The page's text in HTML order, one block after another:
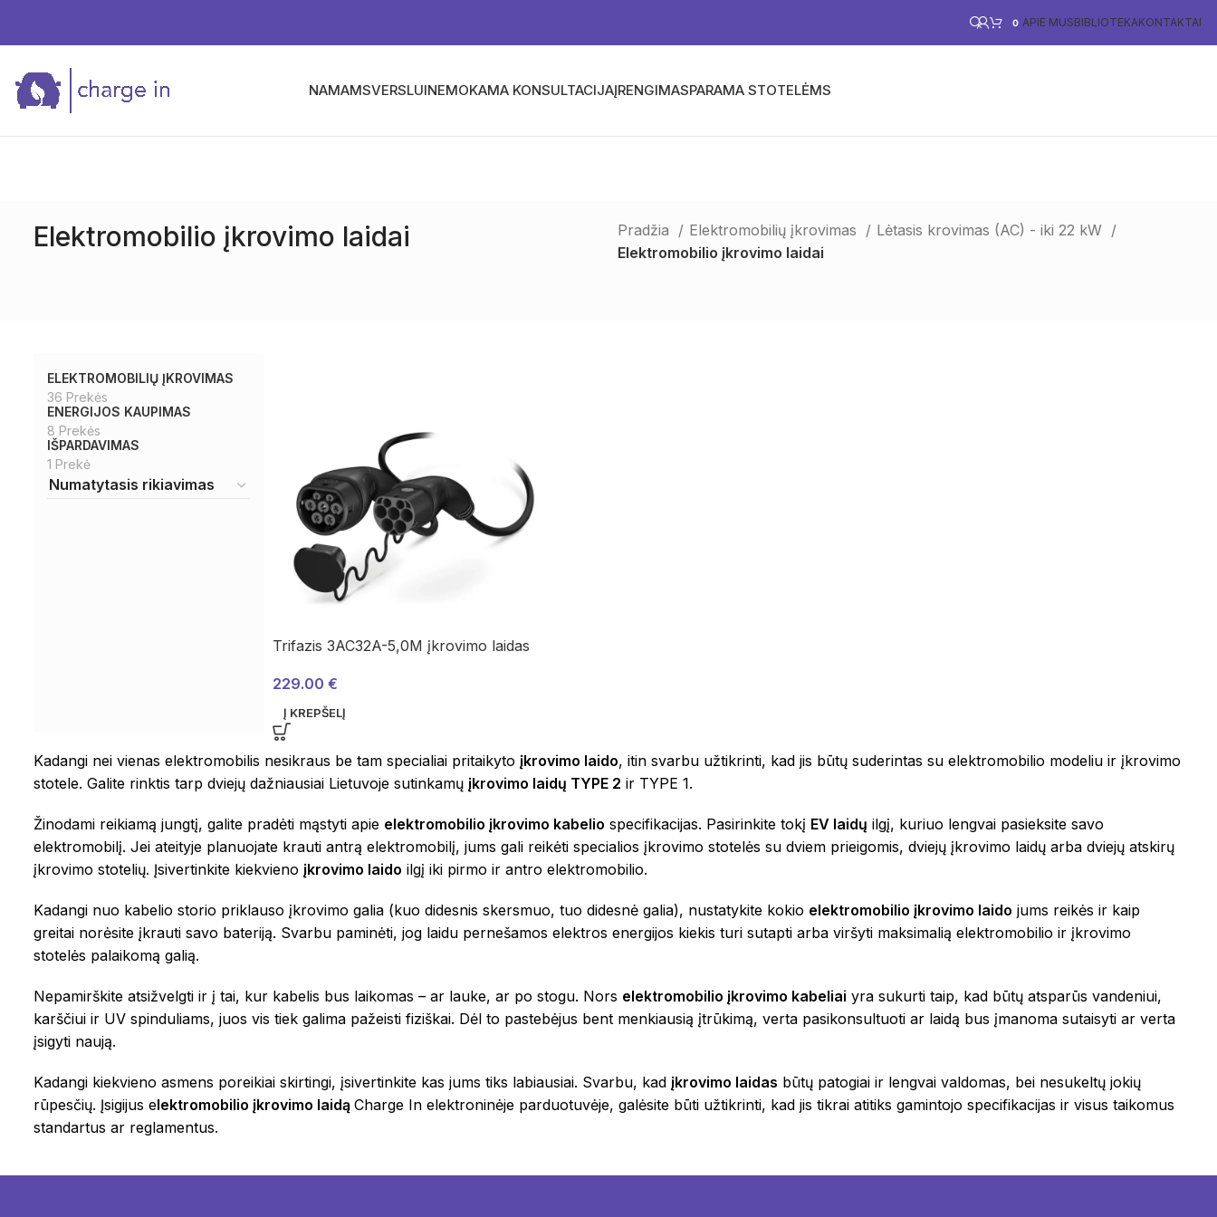
0 APIE MUSBIBLIOTEKAKONTAKTAI
NAMAMSVERSLUINEMOKAMA KONSULTACIJAĮRENGIMASPARAMA STOTELĖMS
Elektromobilio įkrovimo laidai Pradžia Elektromobilių įkrovimas
Lėtasis krovimas (AC) - iki 22 kW
Elektromobilio įkrovimo laidai
ELEKTROMOBILIŲ ĮKROVIMAS
36 Prekės
ENERGIJOS KAUPIMAS
8 Prekės
IŠPARDAVIMAS
1 Prekė
Trifazis 3AC32A-5,0M įkrovimo laidas
229.00 €
Į KREPŠELĮ
Kadangi nei vienas elektromobilis nesikraus be tam specialiai pritaikyto įkrovimo laido, itin svarbu užtikrinti, kad jis būtų suderintas su elektromobilio modeliu ir įkrovimo
stotele. Galite rinktis tarp dviejų dažniausiai Lietuvoje sutinkamų įkrovimo laidų TYPE 2 ir TYPE 1.
Žinodami reikiamą jungtį, galite pradėti mąstyti apie elektromobilio įkrovimo kabelio specifikacijas. Pasirinkite tokį EV laidų ilgį, kuriuo lengvai pasieksite savo
elektromobilį. Jei ateityje planuojate krauti antrą elektromobilį, jums gali reikėti specialios įkrovimo stotelės su dviem prieigomis, dviejų įkrovimo laidų arba dviejų atskirų
įkrovimo stotelių. Įsivertinkite kiekvieno įkrovimo laido ilgį iki pirmo ir antro elektromobilio.
Kadangi nuo kabelio storio priklauso įkrovimo galia (kuo didesnis skersmuo, tuo didesnė galia), nustatykite kokio elektromobilio įkrovimo laido jums reikės ir kaip
greitai norėsite įkrauti savo bateriją. Svarbu paminėti, jog laidu pernešamos elektros energijos kiekis turi sutapti arba viršyti maksimalią elektromobilio ir įkrovimo
stotelės palaikomą galią.
Nepamirškite atsižvelgti ir į tai, kur kabelis bus laikomas – ar lauke, ar po stogu. Nors elektromobilio įkrovimo kabeliai yra sukurti taip, kad būtų atsparūs vandeniui,
karščiui ir UV spinduliams, juos vis tiek galima pažeisti fiziškai. Dėl to pastebėjus bent menkiausią įtrūkimą, verta pasikonsultuoti ar laidą bus įmanoma sutaisyti ar verta
įsigyti naują.
Kadangi kiekvieno asmens poreikiai skirtingi, įsivertinkite kas jums tiks labiausiai. Svarbu, kad įkrovimo laidas būtų patogiai ir lengvai valdomas, bei nesukeltų jokių
rūpesčių. Įsigijus elektromobilio įkrovimo laidą Charge In elektroninėje parduotuvėje, galėsite būti užtikrinti, kad jis tikrai atitiks gamintojo specifikacijas ir visus taikomus
standartus ar reglamentus.